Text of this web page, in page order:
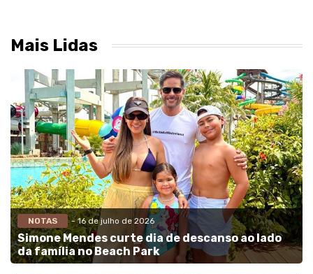
Mais Lidas
NOTAS - 16 de julho de 2026
Simone Mendes curte dia de descanso ao lado
da família no Beach Park